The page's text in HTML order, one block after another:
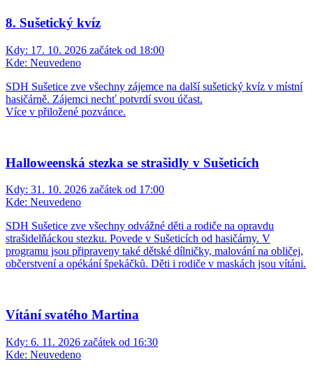
8. Sušetický kvíz
Kdy: 17. 10. 2026 začátek od 18:00
Kde: Neuvedeno
SDH Sušetice zve všechny zájemce na další sušetický kvíz v místní
hasičárně. Zájemci nechť potvrdí svou účast.
Více v přiložené pozvánce.
Halloweenská stezka se strašidly v Sušeticích
Kdy: 31. 10. 2026 začátek od 17:00
Kde: Neuvedeno
SDH Sušetice zve všechny odvážné děti a rodiče na opravdu
strašidelňáckou stezku. Povede v Sušeticích od hasičárny. V
programu jsou připraveny také dětské dílničky, malování na obličej,
občerstvení a opékání špekáčků. Děti i rodiče v maskách jsou vítáni.
Vítání svatého Martina
Kdy: 6. 11. 2026 začátek od 16:30
Kde: Neuvedeno